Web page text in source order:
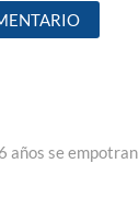
años se